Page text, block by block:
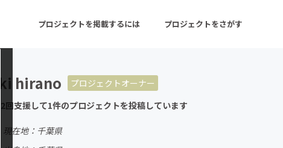
プロジェクトを掲載するには プロジェクトをさがす
ターン 注目の新着プロジェクト
hirano
プロジェクトオーナー
回支援して1件のプロジェクトを投稿しています
現在地：千葉県